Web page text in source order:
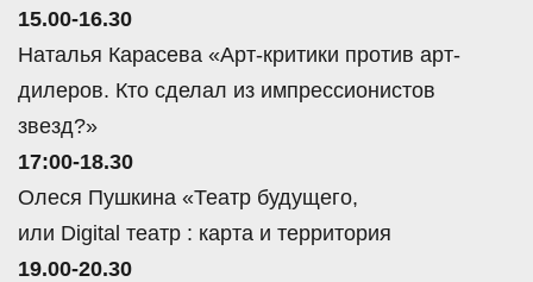
15.00-16.30
Наталья Карасева «Арт-критики против арт-
дилеров. Кто сделал из импрессионистов
звезд?»
17:00-18.30
Олеся Пушкина «Театр будущего,
или Digital театр : карта и территория
19.00-20.30